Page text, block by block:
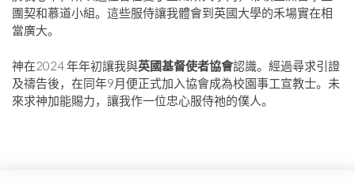
團契和慕道小組。這些服侍讓我體會到英國大學的禾場實在相
當廣大。
神在2024 年年初讓我與英國基督使者協會認識。經過尋求引證
及禱告後，在同年9月便正式加入協會成為校園事工宣教士。未
來求神加能賜力，讓我作一位忠心服侍祂的僕人。